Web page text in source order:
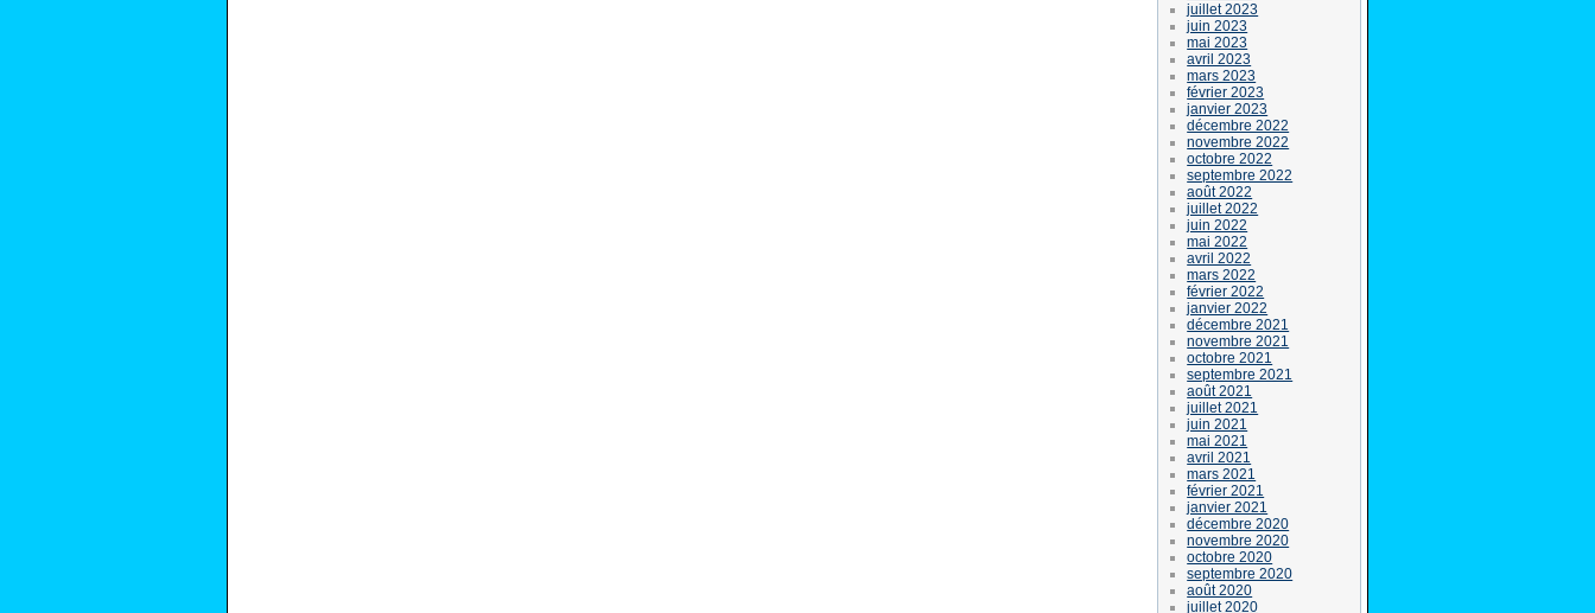
juillet 2023
juin 2023
mai 2023
avril 2023
mars 2023
février 2023
janvier 2023
décembre 2022
novembre 2022
octobre 2022
septembre 2022
août 2022
juillet 2022
juin 2022
mai 2022
avril 2022
mars 2022
février 2022
janvier 2022
décembre 2021
novembre 2021
octobre 2021
septembre 2021
août 2021
juillet 2021
juin 2021
mai 2021
avril 2021
mars 2021
février 2021
janvier 2021
décembre 2020
novembre 2020
octobre 2020
septembre 2020
août 2020
juillet 2020